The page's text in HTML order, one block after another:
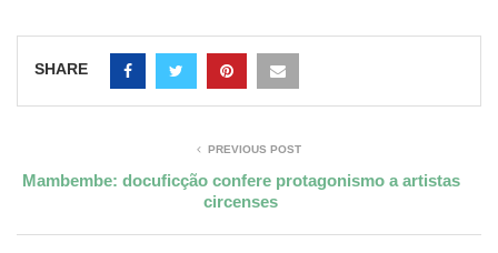
SHARE
PREVIOUS POST
Mambembe: docuficção confere protagonismo a artistas
circenses